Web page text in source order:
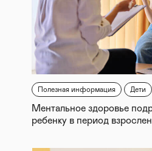
Полезная информация Дети
Ментальное здоровье
ребенку в период